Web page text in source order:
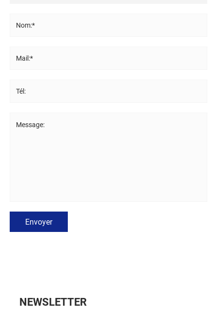
Nom:*
Mail:*
Tél:
Message:
Envoyer
NEWSLETTER